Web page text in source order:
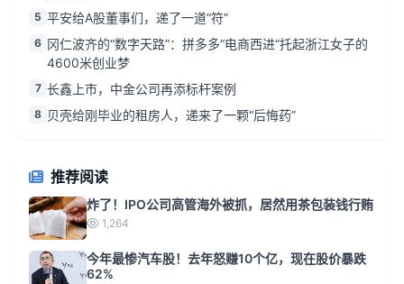
5 平安给A股董事们，递了一道“符”
6 冈仁波齐的“数字天路”：拼多多“电商西进”托起浙江女子的
4600米创业梦
7 长鑫上市，中金公司再添标杆案例
8 贝壳给刚毕业的租房人，递来了一颗“后悔药”
推荐阅读
炸了！IPO公司高管海外被抓，居然用茶包装钱行贿
1,264
今年最惨汽车股！去年怒赚10个亿，现在股价暴跌
62%